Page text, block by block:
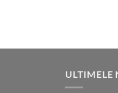
ULTIMELE